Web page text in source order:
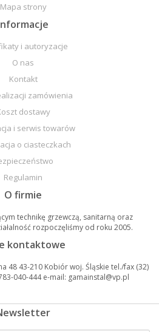
Mapa strony
i autoryzacje
O nas
Kontakt
zamówienia
dostawy
i serwis towarów
o ciasteczkach
Regulamin
O firmie
technikę grzewczą, sanitarną oraz
rozpoczęliśmy od roku 2005.
kontaktowe
48 43-210 Kobiór woj. Śląskie tel./fax (32)
040-444 e-mail: gamainstal@vp.pl